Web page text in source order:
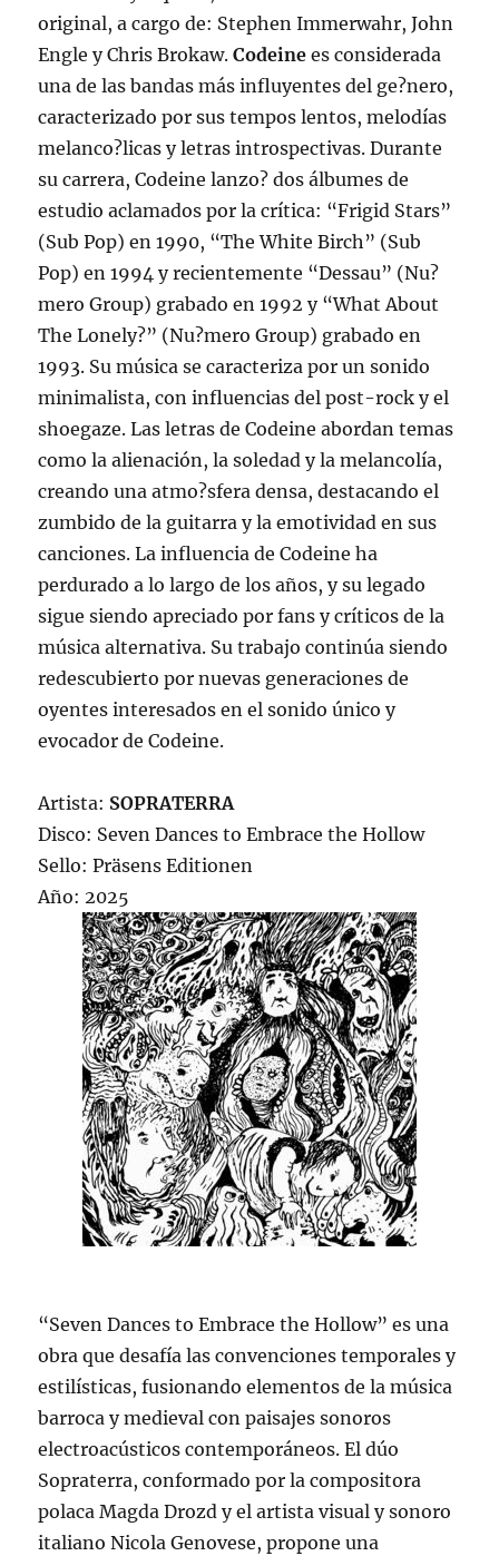
original, a cargo de: Stephen Immerwahr, John
Engle y Chris Brokaw.Codeinees considerada
una de las bandas más influyentes del ge?nero,
caracterizado por sus tempos lentos, melodías
melanco?licas y letras introspectivas. Durante
su carrera, Codeine lanzo? dos álbumes de
estudio aclamados por la crítica: “Frigid Stars”
(Sub Pop) en 1990, “The White Birch” (Sub
Pop) en 1994 y recientemente “Dessau” (Nu?
mero Group) grabado en 1992 y “What About
The Lonely?” (Nu?mero Group) grabado en
1993. Su música se caracteriza por un sonido
minimalista, con influencias del post-rock y el
shoegaze. Las letras de Codeine abordan temas
como la alienación, la soledad y la melancolía,
creando una atmo?sfera densa, destacando el
zumbido de la guitarra y la emotividad en sus
canciones. La influencia de Codeine ha
perdurado a lo largo de los años, y su legado
sigue siendo apreciado por fans y críticos de la
música alternativa. Su trabajo continúa siendo
redescubierto por nuevas generaciones de
oyentes interesados en el sonido único y
evocador de Codeine.
Artista: SOPRATERRA
Disco: Seven Dances to Embrace the Hollow
Sello: Präsens Editionen
Año: 2025
“Seven Dances to Embrace the Hollow” es una
obra que desafía las convenciones temporales y
estilísticas, fusionando elementos de la música
barroca y medieval con paisajes sonoros
electroacústicos contemporáneos. El dúo
Sopraterra, conformado por la compositora
polaca Magda Drozd y el artista visual y sonoro
italiano Nicola Genovese, propone una